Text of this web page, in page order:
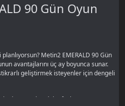
90 Gün Oyun
Metin2 EMERALD 90 Gün
avantajlarını üç ay boyunca sunar.
geliştirmek isteyenler için dengeli
tecrübe, daha fazla eşya ve Yang